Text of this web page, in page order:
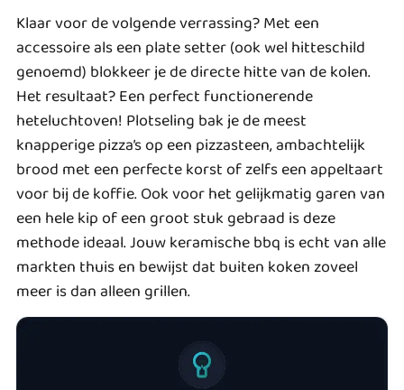
Klaar voor de volgende verrassing? Met een
accessoire als een plate setter (ook wel hitteschild
genoemd) blokkeer je de directe hitte van de kolen.
Het resultaat? Een perfect functionerende
heteluchtoven! Plotseling bak je de meest
knapperige pizza’s op een pizzasteen, ambachtelijk
brood met een perfecte korst of zelfs een appeltaart
voor bij de koffie. Ook voor het gelijkmatig garen van
een hele kip of een groot stuk gebraad is deze
methode ideaal. Jouw keramische bbq is echt van alle
markten thuis en bewijst dat buiten koken zoveel
meer is dan alleen grillen.